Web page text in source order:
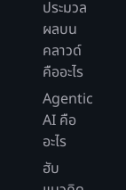
ประมวล
ผลบน
คลาวด์
คืออะไร
Agentic
AI คือ
อะไร
ฮับ